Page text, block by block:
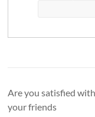
Are you satisfied with
your friends